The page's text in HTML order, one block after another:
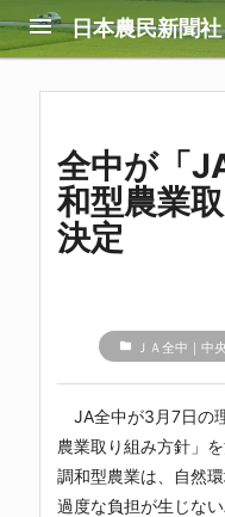
menu 日本農民新聞社
全中が「
和型農業
決定
folder ＪＡ全中｜中
JA全中が3月7日の
農業取り組み方針」
調和型農業は、自然
過度な負担が生じな